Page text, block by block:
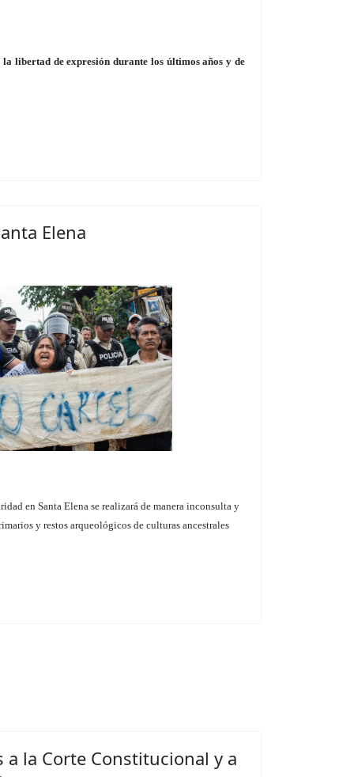
libertad de expresión durante los últimos años y de
Elena
en Santa Elena se realizará de manera inconsulta y
y restos arqueológicos de culturas ancestrales
a la Corte Constitucional y a